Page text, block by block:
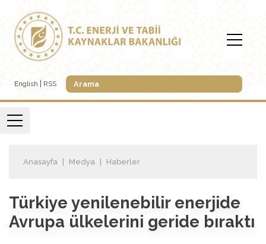
English RSS
Anasayfa Medya Haberler
Türkiye yenilenebilir enerjide
Avrupa ülkelerini geride bıraktı